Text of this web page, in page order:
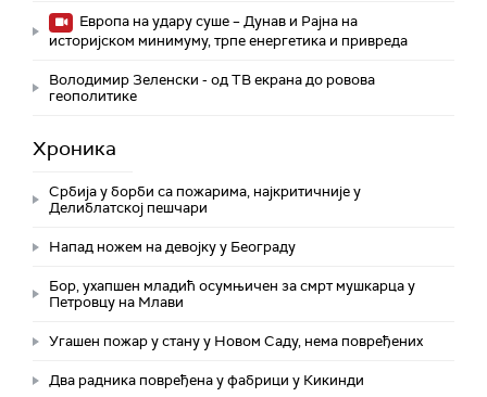
Европа на удару суше – Дунав и Рајна на
историјском минимуму, трпе енергетика и привреда
Володимир Зеленски - од ТВ екрана до ровова
геополитике
Хроника
Србија у борби са пожарима, најкритичније у
Делиблатској пешчари
Напад ножем на девојку у Београду
Бор, ухапшен младић осумњичен за смрт мушкарца у
Петровцу на Млави
Угашен пожар у стану у Новом Саду, нема повређених
Два радника повређена у фабрици у Кикинди